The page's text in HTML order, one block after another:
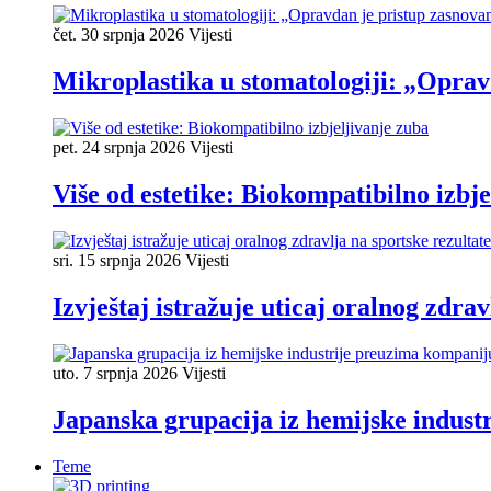
čet. 30 srpnja 2026 Vijesti
Mikroplastika u stomatologiji:
pet. 24 srpnja 2026 Vijesti
Više od estetike: Biokompatibilno
sri. 15 srpnja 2026 Vijesti
Izvještaj istražuje uticaj oralnog
uto. 7 srpnja 2026 Vijesti
Japanska grupacija iz hemijske
Teme